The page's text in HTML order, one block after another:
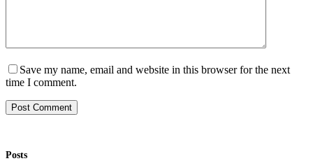
Save my name, email and website in this browser for the next
time I comment.
Post Comment
Posts